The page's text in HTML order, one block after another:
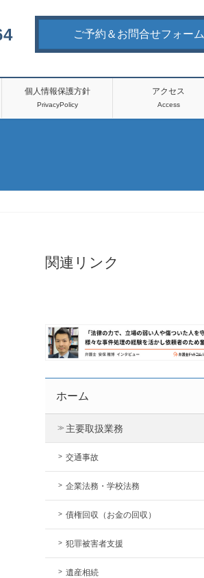
ご予約＆お問合せフォーム
個人情報保護方針
PrivacyPolicy
アクセス
Access
関連リンク
ホーム
主要取扱業務
交通事故
企業法務・学校法務
債権回収（お金の回収）
犯罪被害者支援
遺産相続